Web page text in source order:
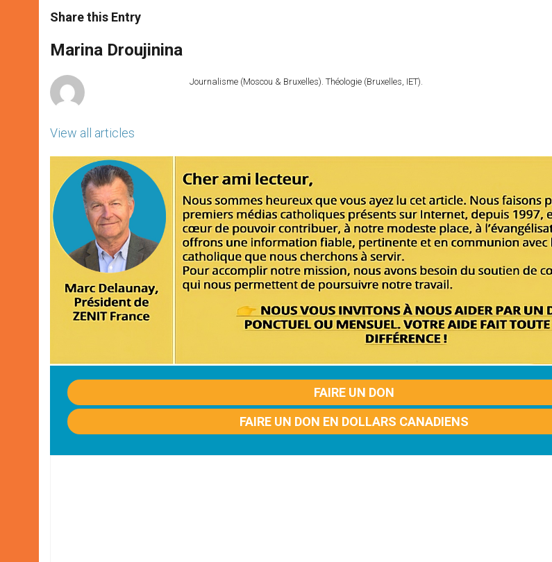
t
s
p
p
s
e
g
e
e
b
o
k
r
Share this Entry
Marina Droujinina
View all articles
Journalisme (Moscou & Bruxelles). Théologie (Bruxelles, IET).
FAIRE UN DON
FAIRE UN DON EN DOLLARS CANADIENS